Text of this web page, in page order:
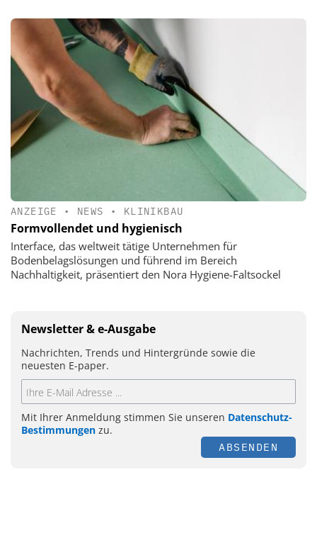
ANZEIGE • NEWS • KLINIKBAU
Formvollendet und hygienisch
Interface, das weltweit tätige Unternehmen für
Bodenbelagslösungen und führend im Bereich
Nachhaltigkeit, präsentiert den Nora Hygiene-Faltsockel
Newsletter & e-Ausgabe
Nachrichten, Trends und Hintergründe sowie die
neuesten E-paper.
Mit Ihrer Anmeldung stimmen Sie unseren Datenschutz-
Bestimmungen zu.
ABSENDEN